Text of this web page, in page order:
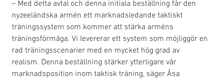
– Med detta avtal och denna initiala beställning får den
nyzeeländska armén ett marknadsledande taktiskt
träningssystem som kommer att stärka arméns
träningsförmåga. Vi levererar ett system som möjliggör en
rad träningsscenarier med en mycket hög grad av
realism. Denna beställning stärker ytterligare vår
marknadsposition inom taktisk träning, säger Åsa